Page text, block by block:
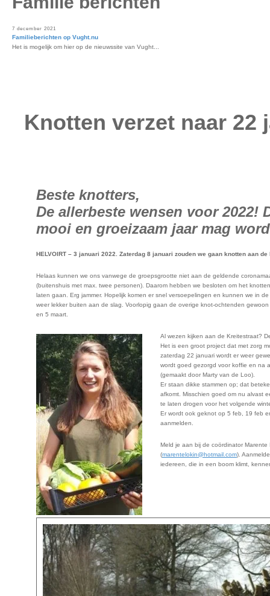
7 december 2021
Familieberichten op Vught.nu
Het is mogelijk om hier op de nieuwssite van Vught...
Knotten verzet naar 22
Beste knotters,
De allerbeste wensen voor 2022!
mooi en groeizaam jaar mag
HELVOIRT – 3 januari 2022. Zaterdag 8 januari zouden we gaan knotten aan
Helaas kunnen we ons vanwege de groepsgrootte niet aan de geldende
(buitenshuis met max. twee personen). Daarom hebben we besloten om het
laten gaan. Erg jammer. Hopelijk komen er snel versoepelingen en kunnen we in
weer lekker buiten aan de slag. Voorlopig gaan de overige knot-ochtenden
en 5 maart.
Al wezen kijken aan de Kreitestraat?
Het is een groot project dat met zorg
zaterdag 22 januari wordt er weer
wordt goed gezorgd voor koffie en na
(gemaakt door Marty van de Loo).
Er staan dikke stammen op; dat
afkomt. Misschien goed om nu alvast
te laten drogen voor het volgende
Er wordt ook geknot op 5 feb, 19 feb
aanmelden.
Meld je aan bij de coördinator Marente
(marentelokin@hotmail.com).
iedereen, die in een boom klimt,